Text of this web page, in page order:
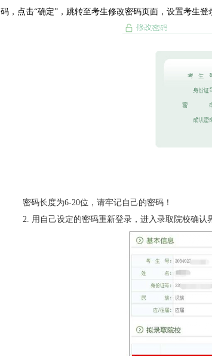
码，点击“确定”，跳转至考生修改密码页面，设置考生登
密码长度为6-20位，请牢记自己的密码！
2. 用自己设定的密码重新登录，进入录取院校确认